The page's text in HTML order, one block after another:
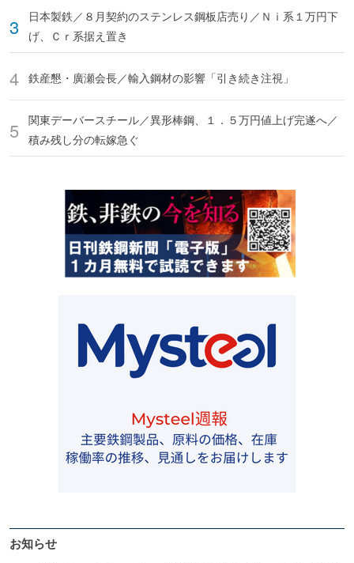
日本製鉄／８月契約のステンレス鋼板店売り／Ｎｉ系１万円下
げ、Ｃｒ系据え置き
鉄産懇・廣瀬会長／輸入鋼材の影響「引き続き注視」
関東デーバースチール／異形棒鋼、１．５万円値上げ完遂へ／
積み残し分の転嫁急ぐ
お知らせ